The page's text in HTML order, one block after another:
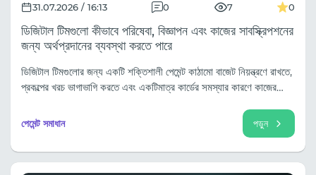
31.07.2026 / 16:13 0 7 0
ডিজিটাল টিমগুলো কীভাবে পরিষেবা, বিজ্ঞাপন এবং কাজের সাবস্ক্রিপশনের
জন্য অর্থপ্রদানের ব্যবস্থা করতে পারে
ডিজিটাল টিমগুলোর জন্য একটি শক্তিশালী পেমেন্ট কাঠামো বাজেট নিয়ন্ত্রণে রাখতে,
প্রকল্পের খরচ ভাগাভাগি করতে এবং একটিমাত্র কার্ডের সমস্যার কারণে কাজের
পেমেন্ট সমাধান পড়ুন